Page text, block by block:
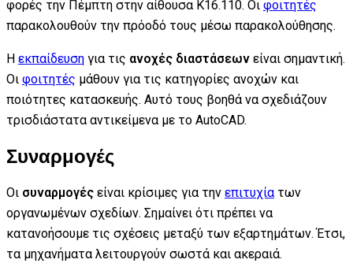
φορές την Πέμπτη στην αίθουσα Κ16.110. Οι φοιτητές
παρακολουθούν την πρόοδό τους μέσω παρακολούθησης.
Η εκπαίδευση για τις ανοχές διαστάσεων είναι σημαντική.
Οι φοιτητές μάθουν για τις κατηγορίες ανοχών και
ποιότητες κατασκευής. Αυτό τους βοηθά να σχεδιάζουν
τρισδιάστατα αντικείμενα με το AutoCAD.
Συναρμογές
Οι συναρμογές είναι κρίσιμες για την επιτυχία των
οργανωμένων σχεδίων. Σημαίνει ότι πρέπει να
κατανοήσουμε τις σχέσεις μεταξύ των εξαρτημάτων. Έτσι,
τα μηχανήματα λειτουργούν σωστά και ακεραιά.